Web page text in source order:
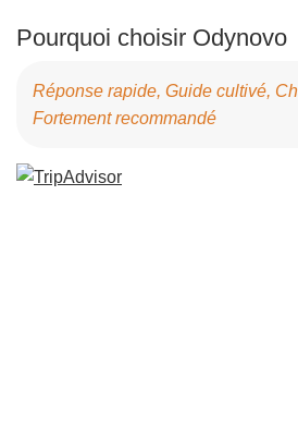
Pourquoi choisir Odynovo
Réponse rapide, Guide cultivé,
Fortement recommandé